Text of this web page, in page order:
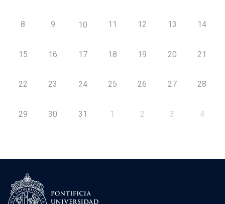
8 9 10 11 12 13 14
15 16 17 18 19 20 21
22 23 24 25 26 27 28
29 30 31 1 2 3 4